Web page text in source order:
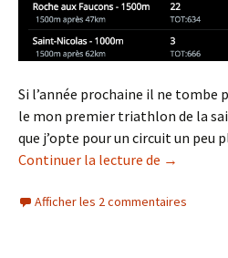
Si l’année prochaine il ne tombe
le mon premier triathlon de la
que j’opte pour un circuit un peu
Continuer la lecture de Liège-
→
Afficher les 2 commentaires